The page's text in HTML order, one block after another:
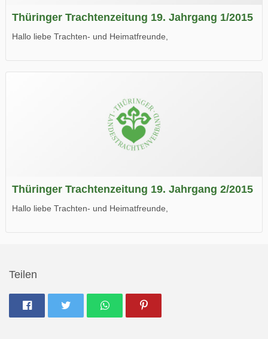
Thüringer Trachtenzeitung 19. Jahrgang 1/2015
Hallo liebe Trachten- und Heimatfreunde,
Wir wünschen Euch viel Spaß beim Lesen.
Thüringer Trachtenzeitung 19. Jahrgang 2/2015
Hallo liebe Trachten- und Heimatfreunde,
Teilen